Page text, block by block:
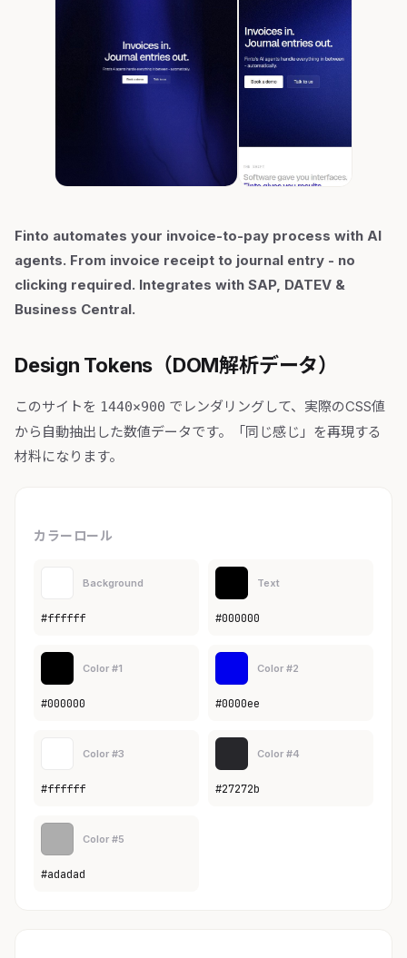
Finto automates your invoice-to-pay process with AI
agents. From invoice receipt to journal entry - no
clicking required. Integrates with SAP, DATEV &
Business Central.
Design Tokens（DOM解析データ）
このサイトを 1440×900 でレンダリングして、実際のCSS値
から自動抽出した数値データです。「同じ感じ」を再現する
材料になります。
カラーロール
Background
#ffffff
Text
#000000
Color #1
#000000
Color #2
#0000ee
Color #3
#ffffff
Color #4
#27272b
Color #5
#adadad